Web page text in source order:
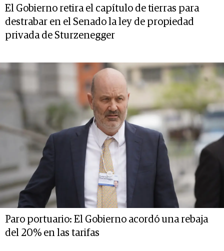
El Gobierno retira el capítulo de tierras para
destrabar en el Senado la ley de propiedad
privada de Sturzenegger
Paro portuario: El Gobierno acordó una rebaja
del 20% en las tarifas